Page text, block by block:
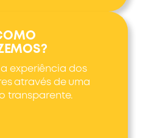
experiência dos
através de uma
transparente.